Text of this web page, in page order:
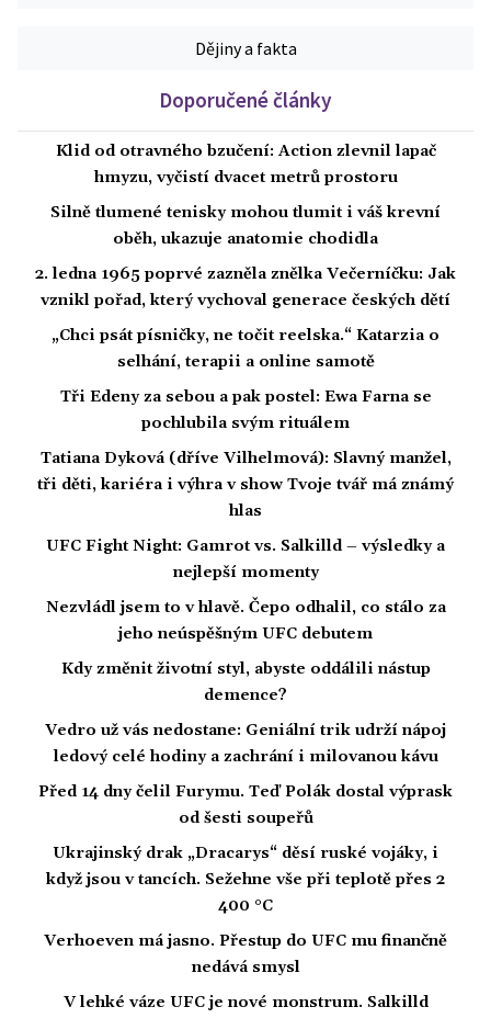
Dějiny a fakta
Doporučené články
Klid od otravného bzučení: Action zlevnil lapač
hmyzu, vyčistí dvacet metrů prostoru
Silně tlumené tenisky mohou tlumit i váš krevní
oběh, ukazuje anatomie chodidla
2. ledna 1965 poprvé zazněla znělka Večerníčku: Jak
vznikl pořad, který vychoval generace českých dětí
„Chci psát písničky, ne točit reelska.“ Katarzia o
selhání, terapii a online samotě
Tři Edeny za sebou a pak postel: Ewa Farna se
pochlubila svým rituálem
Tatiana Dyková (dříve Vilhelmová): Slavný manžel,
tři děti, kariéra i výhra v show Tvoje tvář má známý
hlas
UFC Fight Night: Gamrot vs. Salkilld – výsledky a
nejlepší momenty
Nezvládl jsem to v hlavě. Čepo odhalil, co stálo za
jeho neúspěšným UFC debutem
Kdy změnit životní styl, abyste oddálili nástup
demence?
Vedro už vás nedostane: Geniální trik udrží nápoj
ledový celé hodiny a zachrání i milovanou kávu
Před 14 dny čelil Furymu. Teď Polák dostal výprask
od šesti soupeřů
Ukrajinský drak „Dracarys“ děsí ruské vojáky, i
když jsou v tancích. Sežehne vše při teplotě přes 2
400 °C
Verhoeven má jasno. Přestup do UFC mu finančně
nedává smysl
V lehké váze UFC je nové monstrum. Salkilld